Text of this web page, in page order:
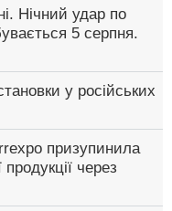
Нічний удар по
5 серпня.
у російських
призупинила
через